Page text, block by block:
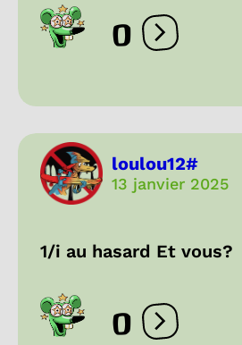
0 Ouvrir les
loulou12­#
13 janvier 2025
1/i au hasard Et vous?
0 Ouvrir les